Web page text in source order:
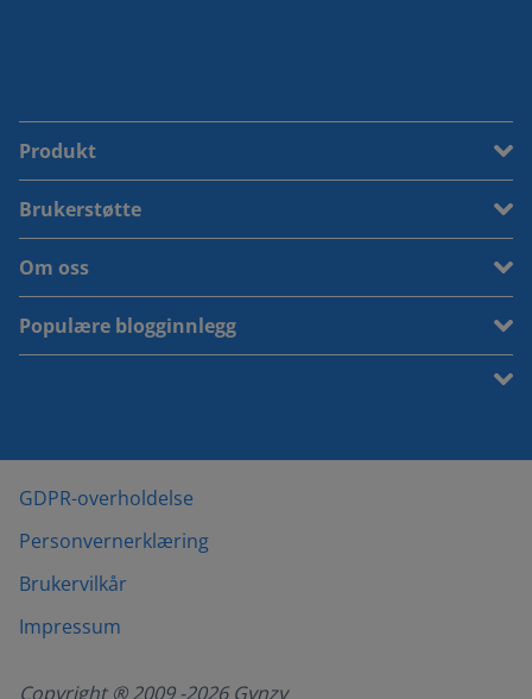
Produkt
Brukerstøtte
Om oss
Populære blogginnlegg
GDPR-overholdelse
Personvernerklæring
Brukervilkår
Impressum
Copyright ® 2009 -2026Gynzy